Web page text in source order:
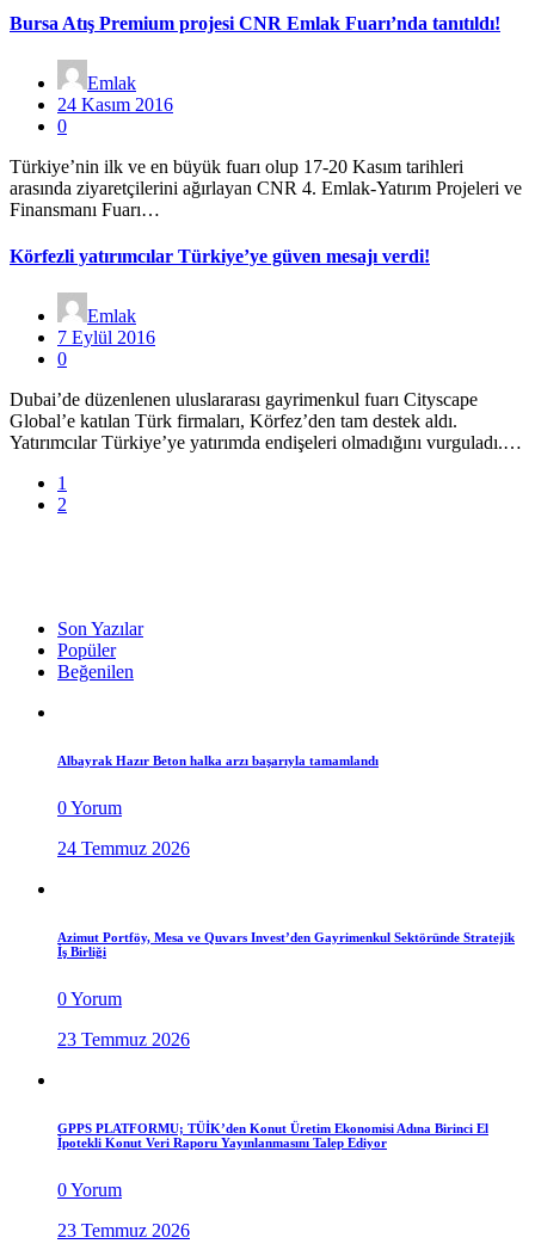
Bursa Atış Premium projesi CNR Emlak Fuarı’nda tanıtıldı!
Emlak
24 Kasım 2016
0
Türkiye’nin ilk ve en büyük fuarı olup 17-20 Kasım tarihleri
arasında ziyaretçilerini ağırlayan CNR 4. Emlak-Yatırım Projeleri ve
Finansmanı Fuarı…
Körfezli yatırımcılar Türkiye’ye güven mesajı verdi!
Emlak
7 Eylül 2016
0
Dubai’de düzenlenen uluslararası gayrimenkul fuarı Cityscape
Global’e katılan Türk firmaları, Körfez’den tam destek aldı.
Yatırımcılar Türkiye’ye yatırımda endişeleri olmadığını vurguladı.…
1
2
Son Yazılar
Popüler
Beğenilen
Albayrak Hazır Beton halka arzı başarıyla tamamlandı
0 Yorum
24 Temmuz 2026
Azimut Portföy, Mesa ve Quvars Invest’den Gayrimenkul Sektöründe Stratejik
İş Birliği
0 Yorum
23 Temmuz 2026
GPPS PLATFORMU; TÜİK’den Konut Üretim Ekonomisi Adına Birinci El
İpotekli Konut Veri Raporu Yayınlanmasını Talep Ediyor
0 Yorum
23 Temmuz 2026